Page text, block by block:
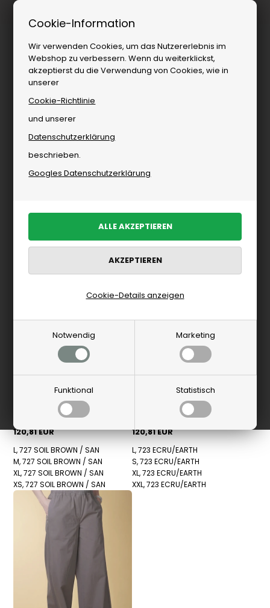
Cookie-Information
Wir verwenden Cookies, um das Nutzererlebnis im
Webshop zu verbessern. Wenn du weiterklickst,
akzeptierst du die Verwendung von Cookies, wie in
unserer
Cookie-Richtlinie
und unserer
Datenschutzerklärung
beschrieben.
Googles Datenschutzerklärung
Notwendig Marketing
Funktional Statistisch
Cookie-Details anzeigen
Marken»Damen
PRODUKTE FILTERN
Elsk - Drift Womens Hose - Soil
Brown/Sand
120,81 EUR
L, 727 SOIL BROWN / SAN
M, 727 SOIL BROWN / SAN
XL, 727 SOIL BROWN / SAN
XS, 727 SOIL BROWN / SAN
Elsk - Ease Womens Hose -
120,81 EUR
L, 723 ECRU/EARTH
S, 723 ECRU/EARTH
XL, 723 ECRU/EARTH
XXL, 723 ECRU/EARTH